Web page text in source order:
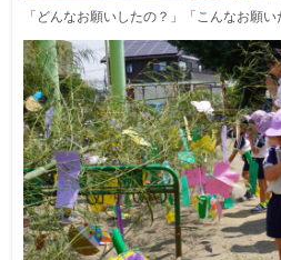
「どんなお願いしたの？」「こんなお願い